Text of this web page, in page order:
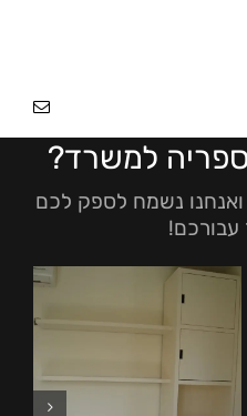
עמוד הבית
ספריה למשרד?
ואנחנו נשמח לספק לכם
עבורכם!